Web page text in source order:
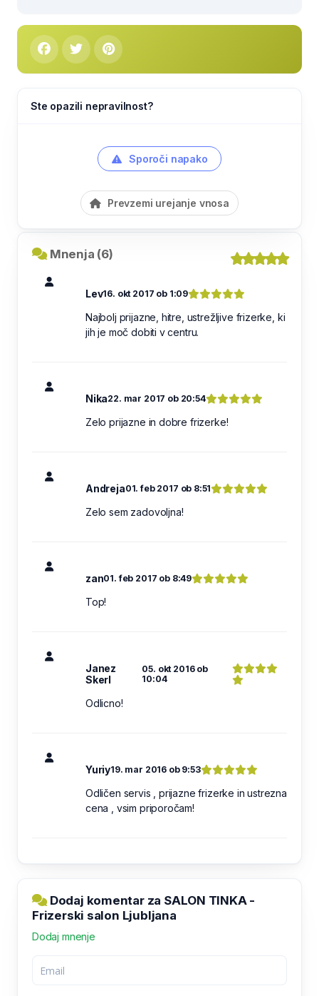
Ste opazili nepravilnost?
Sporoči napako
Prevzemi urejanje vnosa
Mnenja (6)
Lev16. okt 2017 ob 1:09
Najbolj prijazne, hitre, ustrežljive frizerke, ki
jih je moč dobiti v centru.
Nika22. mar 2017 ob 20:54
Zelo prijazne in dobre frizerke!
Andreja01. feb 2017 ob 8:51
Zelo sem zadovoljna!
zan01. feb 2017 ob 8:49
Top!
Janez
Skerl
05. okt 2016 ob
10:04
Odlicno!
Yuriy19. mar 2016 ob 9:53
Odličen servis , prijazne frizerke in ustrezna
cena , vsim priporočam!
Dodaj komentar za SALON TINKA -
Frizerski salon Ljubljana
Dodaj mnenje